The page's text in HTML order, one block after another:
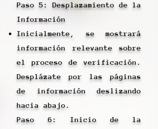
Paso 5: Desplazamiento de la
Información
Inicialmente, se mostrará
información relevante sobre
el proceso de verificación.
Desplázate por las páginas
de información deslizando
hacia abajo.
Paso 6: Inicio de la